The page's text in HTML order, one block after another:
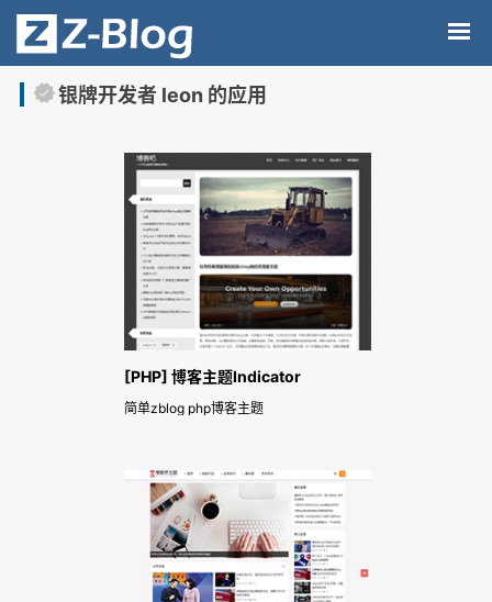
银牌开发者 leon 的应用
[PHP] 博客主题Indicator
简单zblog php博客主题